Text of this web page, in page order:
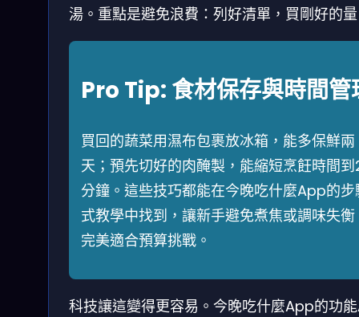
湯。重點是避免浪費：列好清單，買剛好的
Pro Tip: 食材保存與時間管
買回的蔬菜用濕布包裹放冰箱，能多保鮮兩
天；預先切好的肉醃製，能縮短烹飪時間
分鐘。這些技巧都能在今晚吃什麼App的步
式教學中找到，讓新手避免煮焦或調味失衡
完美適合預算挑戰。
科技讓這變得更容易。今晚吃什麼App的功